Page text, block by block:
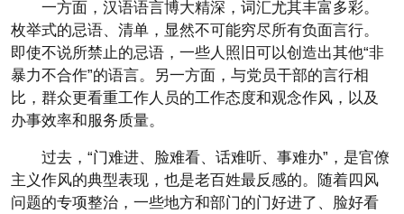
一方面，汉语语言博大精深，词汇尤其丰富多彩。
枚举式的忌语、清单，显然不可能穷尽所有负面言行。
即使不说所禁止的忌语，一些人照旧可以创造出其他“非
暴力不合作”的语言。另一方面，与党员干部的言行相
比，群众更看重工作人员的工作态度和观念作风，以及
办事效率和服务质量。
过去，“门难进、脸难看、话难听、事难办”，是官僚
主义作风的典型表现，也是老百姓最反感的。随着四风
问题的专项整治，一些地方和部门的门好进了、脸好看